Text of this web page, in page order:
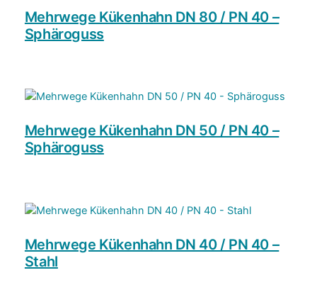
Mehrwege Kükenhahn DN 80 / PN 40 –
Sphäroguss
Mehrwege Kükenhahn DN 50 / PN 40 –
Sphäroguss
Mehrwege Kükenhahn DN 40 / PN 40 –
Stahl